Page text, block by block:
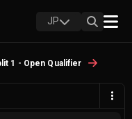
JP
1 - Open Qualifier